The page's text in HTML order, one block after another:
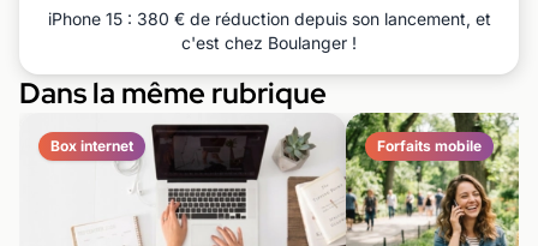
iPhone 15 : 380 € de réduction depuis son lancement, et
c'est chez Boulanger !
Dans la même rubrique
Box internet Forfaits mobile